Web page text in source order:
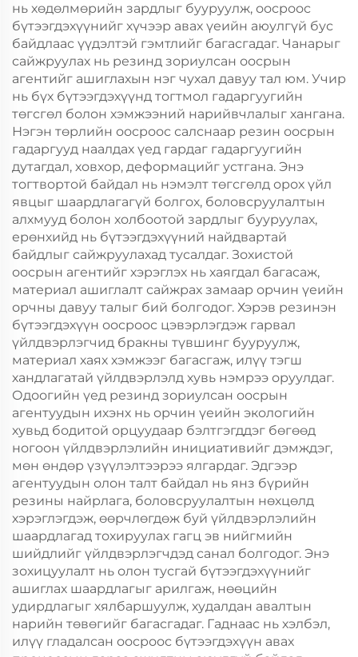
нь хөдөлмөрийн зардлыг бууруулж, оосроос
бүтээгдэхүүнийг хүчээр авах үеийн аюулгүй бус
байдлаас үүдэлтэй гэмтлийг багасгадаг. Чанарыг
сайжруулах нь резинд зориулсан оосрын
агентийг ашиглахын нэг чухал давуу тал юм. Учир
нь бүх бүтээгдэхүүнд тогтмол гадаргуугийн
төгсгөл болон хэмжээний нарийвчлалыг хангана.
Нэгэн төрлийн оосроос салснаар резин оосрын
гадаргууд наалдах үед гардаг гадаргуугийн
дутагдал, ховхор, деформацийг устгана. Энэ
тогтвортой байдал нь нэмэлт төгсгөлд орох үйл
явцыг шаардлагагүй болгох, боловсруулалтын
алхмууд болон холбоотой зардлыг бууруулах,
ерөнхийд нь бүтээгдэхүүний найдвартай
байдлыг сайжруулахад тусалдаг. Зохистой
оосрын агентийг хэрэглэх нь хаягдал багасаж,
материал ашиглалт сайжрах замаар орчин үеийн
орчны давуу талыг бий болгодог. Хэрэв резинэн
бүтээгдэхүүн оосроос цэвэрлэгдэж гарвал
үйлдвэрлэгчид бракны түвшинг бууруулж,
материал хаях хэмжээг багасгаж, илүү тэгш
хандлагатай үйлдвэрлэлд хувь нэмрээ оруулдаг.
Одоогийн үед резинд зориулсан оосрын
агентуудын ихэнх нь орчин үеийн экологийн
хувьд бодитой орцуудаар бэлтгэгддэг бөгөөд
ногоон үйлдвэрлэлийн инициативийг дэмждэг,
мөн өндөр үзүүлэлтээрээ ялгардаг. Эдгээр
агентуудын олон талт байдал нь янз бүрийн
резины найрлага, боловсруулалтын нөхцөлд
хэрэглэгдэж, өөрчлөгдөж буй үйлдвэрлэлийн
шаардлагад тохируулах гагц эв нийгмийн
шийдлийг үйлдвэрлэгчдэд санал болгодог. Энэ
зохицуулалт нь олон тусгай бүтээгдэхүүнийг
ашиглах шаардлагыг арилгаж, нөөцийн
удирдлагыг хялбаршуулж, худалдан авалтын
нарийн төвөгийг багасгадаг. Гаднаас нь хэлбэл,
илүү гладалсан оосроос бүтээгдэхүүн авах